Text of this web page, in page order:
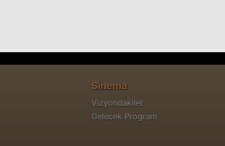
Sinema
Vizyondakiler
Gelecek Program